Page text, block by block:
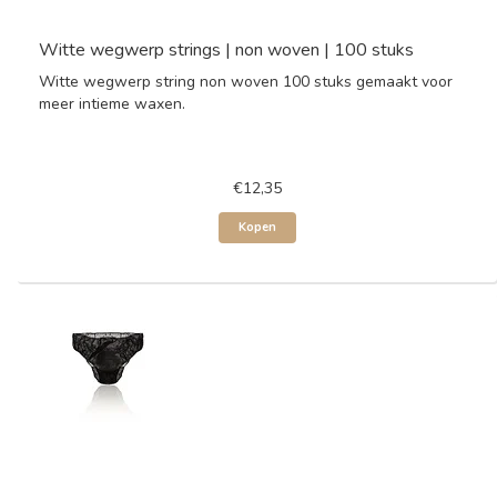
Witte wegwerp strings | non woven | 100 stuks
Witte wegwerp string non woven 100 stuks gemaakt voor
meer intieme waxen.
€12,35
Kopen